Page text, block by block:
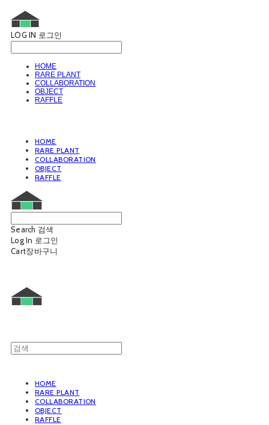
LOG IN 로그인
HOME
RARE PLANT
COLLABORATION
OBJECT
RAFFLE
HOME
RARE PLANT
COLLABORATION
OBJECT
RAFFLE
Search 검색
Log In 로그인
Cart장바구니
HOME
RARE PLANT
COLLABORATION
OBJECT
RAFFLE